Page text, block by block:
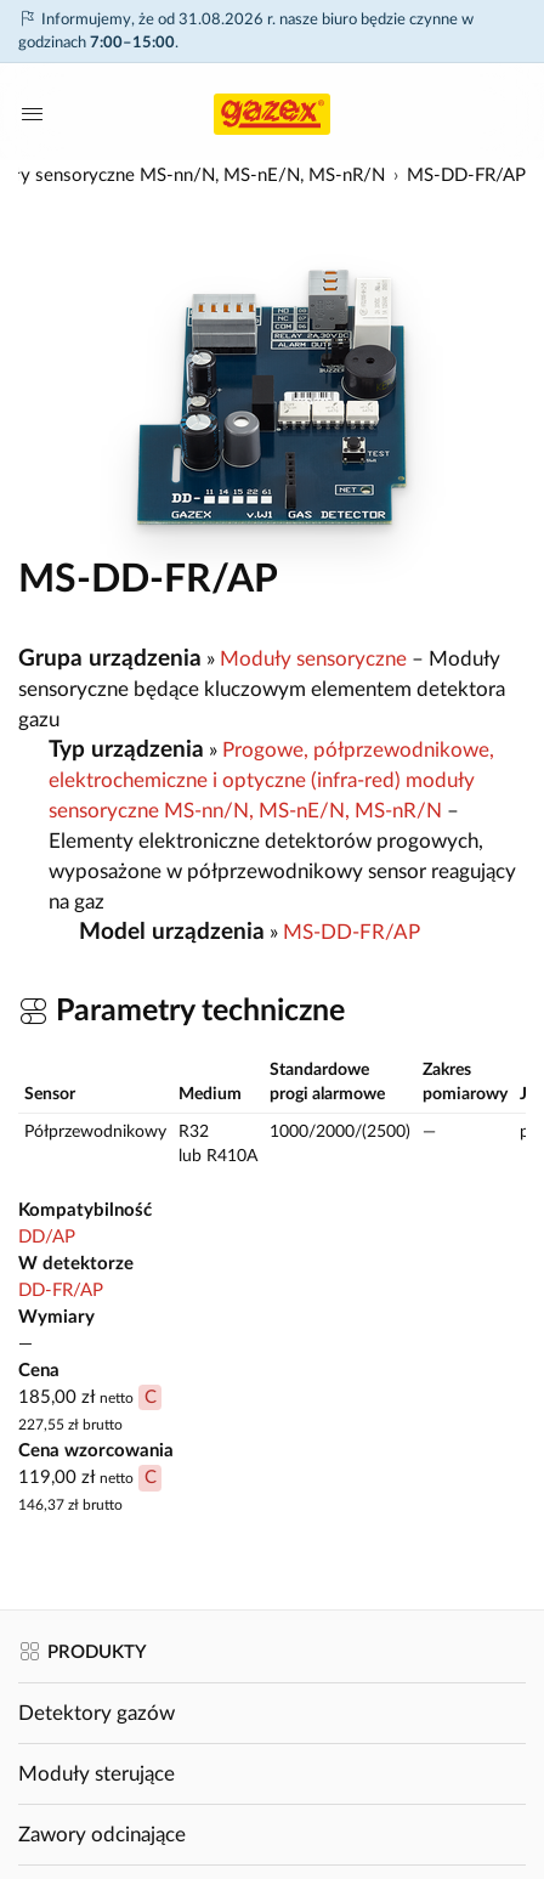
Informujemy, że od 31.08.2026 r. nasze biuro będzie czynne w
godzinach 7:00–15:00.
sensoryczne MS-nn/N, MS-nE/N, MS-nR/N MS-DD-FR/AP
MS-DD-FR/AP
Grupa urządzenia » Moduły sensoryczne – Moduły
sensoryczne będące kluczowym elementem detektora
gazu
Typ urządzenia » Progowe, półprzewodnikowe,
elektrochemiczne i optyczne (infra-red) moduły
sensoryczne MS-nn/N, MS-nE/N, MS-nR/N –
Elementy elektroniczne detektorów progowych,
wyposażone w półprzewodnikowy sensor reagujący
na gaz
Model urządzenia » MS-DD-FR/AP
Parametry techniczne
Sensor Medium
Standardowe
progi alarmowe
Zakres
pomiarowy
Półprzewodnikowy
R32
lub R410A
1000/2000/(2500) —
Kompatybilność
DD/AP
W detektorze
DD-FR/AP
Wymiary
—
Cena
185,00 zł netto C
227,55 zł brutto
Cena wzorcowania
119,00 zł netto C
146,37 zł brutto
PRODUKTY
Detektory gazów
Moduły sterujące
Zawory odcinające